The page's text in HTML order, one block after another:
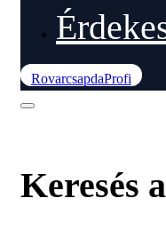
RovarcsapdaProfi
Keresés